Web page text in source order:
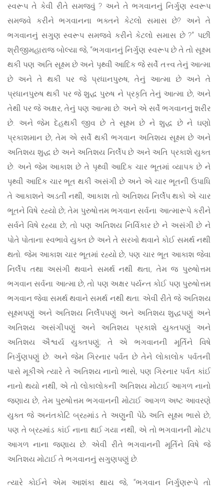
સ્વરૂપ તે કેવી રીતે સમજવું ? અને તે ભગવાનનું નિર્ગુણ સ્વરૂપ
સમજવે કરીને ભગવાનના ભક્તને કેટલો સમાસ છે? અને તે
ભગવાનનું સગુણ સ્વરૂપ સમજવે કરીને કેટલો સમાસ છે ?” પછી
શ્રીજીમહારાજ બોલ્યા જે, “ભગવાનનું નિર્ગુણ સ્વરૂપ છે તે તો સૂક્ષ્મ
થકી પણ અતિ સૂક્ષ્મ છે અને પૃથ્વી આદિક જે સર્વે તત્ત્વ તેનું આત્મા
છે અને તે થકી પર જે પ્રધાનપુરુષ, તેનું આત્મા છે અને તે
પ્રધાનપુરુષ થકી પર જે શુદ્ધ પુરુષ ને પ્રકૃતિ તેનું આત્મા છે, અને
તેથી પર જે અક્ષર, તેનું પણ આત્મા છે. અને એ સર્વે ભગવાનનું શરીર
છે. અને જેમ દેહથકી જીવ છે તે સૂક્ષ્મ છે ને શુદ્ધ છે ને ઘણો
પ્રકાશમાન છે, તેમ એ સર્વે થકી ભગવાન અતિશય સૂક્ષ્મ છે અને
અતિશય શુદ્ધ છે અને અતિશય નિર્લેપ છે અને અતિ પ્રકાશે યુક્ત
છે. અને જેમ આકાશ છે તે પૃથ્વી આદિક ચાર ભૂતમાં વ્યાપક છે ને
પૃથ્વી આદિક ચાર ભૂત થકી અસંગી છે અને એ ચાર ભૂતની ઉપાધિ
તે આકાશને અડતી નથી, આકાશ તો અતિશય નિર્લેપ થકો એ ચાર
ભૂતને વિષે રહ્યો છે; તેમ પુરુષોત્તમ ભગવાન સર્વના આત્મારૂપે કરીને
સર્વને વિષે રહ્યા છે; તો પણ અતિશય નિર્વિકાર છે ને અસંગી છે ને
પોતે પોતાના સ્વભાવે યુક્ત છે અને તે સરખો થવાને કોઈ સમર્થ નથી
થતો. જેમ આકાશ ચાર ભૂતમાં રહ્યો છે, પણ ચાર ભૂત આકાશ જેવા
નિર્લેપ તથા અસંગી થવાને સમર્થ નથી થતા, તેમ જ પુરુષોત્તમ
ભગવાન સર્વના આત્મા છે, તો પણ અક્ષર પર્યન્ત કોઈ પણ પુરુષોત્તમ
ભગવાન જેવા સમર્થ થવાને સમર્થ નથી થતા. એવી રીતે જે અતિશય
સૂક્ષ્મપણું અને અતિશય નિર્લેપપણું અને અતિશય શુદ્ધપણું અને
અતિશય અસંગીપણું અને અતિશય પ્રકાશે યુક્તપણું અને
અતિશય ઐશ્વર્ય યુક્તપણું; તે એ ભગવાનની મૂર્તિને વિષે
નિર્ગુણપણું છે. અને જેમ ગિરનાર પર્વત છે તેને લોકાલોક પર્વતની
પાસે મૂકીએ ત્યારે તે અતિશય નાનો ભાસે, પણ ગિરનાર પર્વત કાંઈ
નાનો થયો નથી, એ તો લોકાલોકની અતિશય મોટાઈ આગળ નાનો
જણાય છે, તેમ પુરુષોત્તમ ભગવાનની મોટાઈ આગળ અષ્ટ આવરણે
યુક્ત જે અનંતકોટિ બ્રહ્માંડ તે અણુની પેઠે અતિ સૂક્ષ્મ ભાસે છે,
પણ તે બ્રહ્માંડ કાંઈ નાના થઈ ગયા નથી, એ તો ભગવાનની મોટપ
આગળ નાના જણાય છે. એવી રીતે ભગવાનની મૂર્તિને વિષે જે
અતિશય મોટાઈ તે ભગવાનનું સગુણપણું છે.
ત્યારે કોઈને એમ આશંકા થાય જે, “ભગવાન નિર્ગુણરૂપે તો